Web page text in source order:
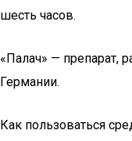
шесть часов.
«Палач» — препарат,
Германии.
Как пользоваться